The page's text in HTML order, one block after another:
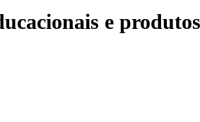
e produtos